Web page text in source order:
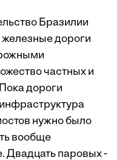
Бразилии
железные дороги
частных и
дороги
нужно было
вообще
Двадцать паровых